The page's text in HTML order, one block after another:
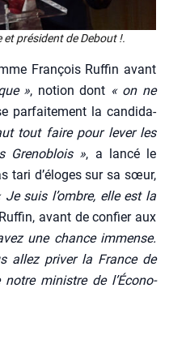
pré­sident de Debout !.
Fran­çois Ruf­fin avant
», notion dont « on ne
par­fai­te­ment la can­di­da­
tout faire pour lever les
Gre­no­blois », a lan­cé le
tari d’é­loges sur sa sœur,
Je suis l’ombre, elle est la
avant de confier aux
une chance immense.
allez pri­ver la France de
ministre de l’É­co­no­